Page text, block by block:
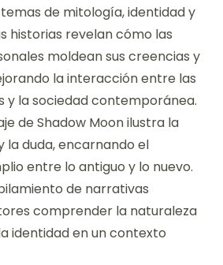
de mitología, identidad y
historias revelan cómo las
moldean sus creencias y
la interacción entre las
y la sociedad contemporánea.
de Shadow Moon ilustra la
la duda, encarnando el
entre lo antiguo y lo nuevo.
de narrativas
comprender la naturaleza
identidad en un contexto